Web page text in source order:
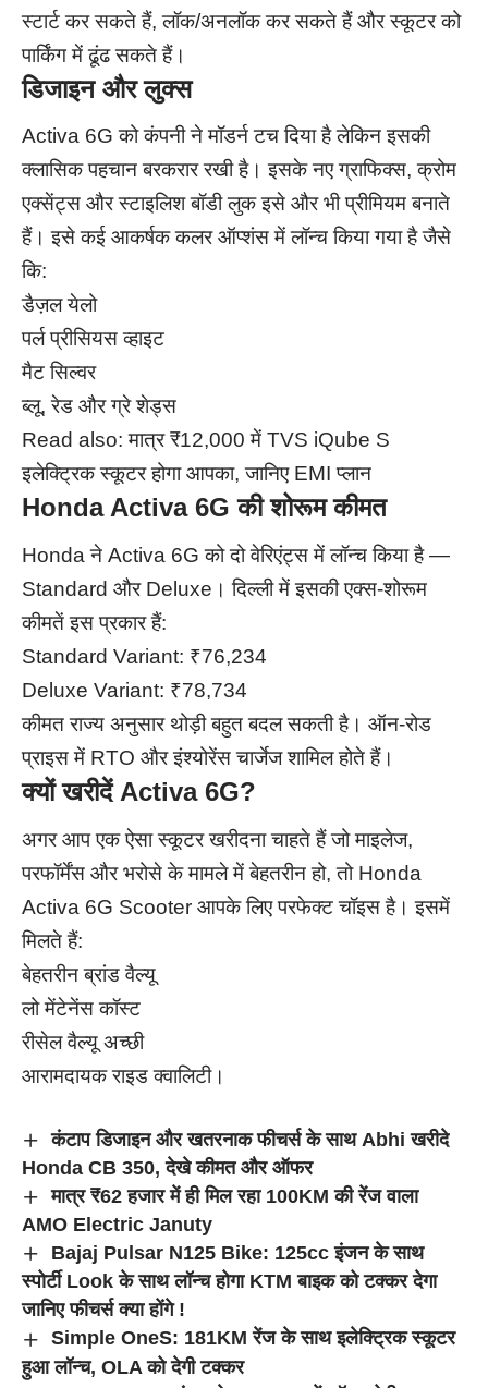
स्टार्ट कर सकते हैं, लॉक/अनलॉक कर सकते हैं और स्कूटर को
पार्किंग में ढूंढ सकते हैं।
डिजाइन और लुक्स
Activa 6G को कंपनी ने मॉडर्न टच दिया है लेकिन इसकी
क्लासिक पहचान बरकरार रखी है। इसके नए ग्राफिक्स, क्रोम
एक्सेंट्स और स्टाइलिश बॉडी लुक इसे और भी प्रीमियम बनाते
हैं। इसे कई आकर्षक कलर ऑप्शंस में लॉन्च किया गया है जैसे
कि:
डैज़ल येलो
पर्ल प्रीसियस व्हाइट
मैट सिल्वर
ब्लू, रेड और ग्रे शेड्स
Read also:मात्र ₹12,000 में TVS iQube S
इलेक्ट्रिक स्कूटर होगा आपका, जानिए EMI प्लान
Honda Activa 6G की शोरूम कीमत
Honda ने Activa 6G को दो वेरिएंट्स में लॉन्च किया है —
Standard और Deluxe। दिल्ली में इसकी एक्स-शोरूम
कीमतें इस प्रकार हैं:
Standard Variant: ₹76,234
Deluxe Variant: ₹78,734
कीमत राज्य अनुसार थोड़ी बहुत बदल सकती है। ऑन-रोड
प्राइस में RTO और इंश्योरेंस चार्जेज शामिल होते हैं।
क्यों खरीदें Activa 6G?
अगर आप एक ऐसा स्कूटर खरीदना चाहते हैं जो माइलेज,
परफॉर्मेंस और भरोसे के मामले में बेहतरीन हो, तो Honda
Activa 6G Scooter आपके लिए परफेक्ट चॉइस है। इसमें
मिलते हैं:
बेहतरीन ब्रांड वैल्यू
लो मेंटेनेंस कॉस्ट
रीसेल वैल्यू अच्छी
आरामदायक राइड क्वालिटी।
कंटाप डिजाइन और खतरनाक फीचर्स के साथ Abhi खरीदे
Honda CB 350, देखे कीमत और ऑफर
मात्र ₹62 हजार में ही मिल रहा 100KM की रेंज वाला
AMO Electric Januty
Bajaj Pulsar N125 Bike: 125cc इंजन के साथ
स्पोर्टी Look के साथ लॉन्च होगा KTM बाइक को टक्कर देगा
जानिए फीचर्स क्या होंगे !
Simple OneS: 181KM रेंज के साथ इलेक्ट्रिक स्कूटर
हुआ लॉन्च, OLA को देगी टक्कर